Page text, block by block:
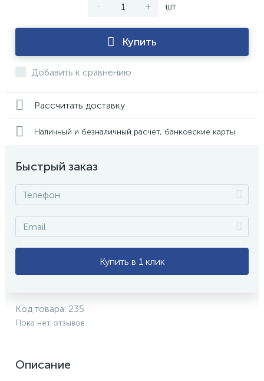
- + шт
Купить
Добавить к сравнению
Рассчитать доставку
Наличный и безналичный расчет, банковские карты
Быстрый заказ
Купить в 1 клик
Код товара: 235
Пока нет отзывов
Описание